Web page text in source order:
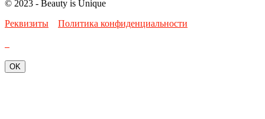
© 2023 - Beauty is Unique
Реквизиты
Политика конфиденциальности
OK